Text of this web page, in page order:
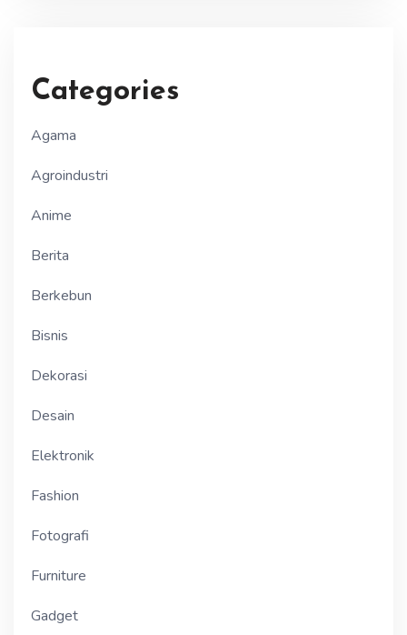
Categories
Agama
Agroindustri
Anime
Berita
Berkebun
Bisnis
Dekorasi
Desain
Elektronik
Fashion
Fotografi
Furniture
Gadget